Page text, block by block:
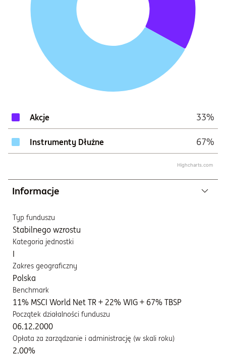
Highcharts.com
Akcje 33%
Instrumenty Dłużne 67%
Informacje
Typ funduszu
Stabilnego wzrostu
Kategoria jednostki
I
Zakres geograficzny
Polska
Benchmark
11% MSCI World Net TR + 22% WIG + 67% TBSP
Początek działalności funduszu
06.12.2000
Opłata za zarządzanie i administrację (w skali roku)
2.00%